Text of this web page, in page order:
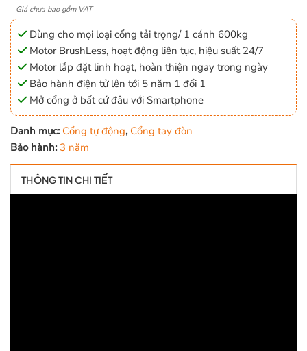
5.0trên 5
dựa trên
3
đánh giá
Giá chưa bao gồm VAT
Dùng cho mọi loại cổng tải trọng/ 1 cánh 600kg
Motor BrushLess, hoạt động liên tục, hiệu suất 24/7
Motor lắp đặt linh hoạt, hoàn thiện ngay trong ngày
Bảo hành điện tử lên tới 5 năm 1 đổi 1
Mở cổng ở bất cứ đâu với Smartphone
Danh mục: Cổng tự động, Cổng tay đòn
Bảo hành: 3 năm
THÔNG TIN CHI TIẾT